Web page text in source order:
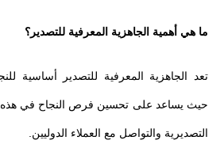
ما هي أهمية الجاهزية المعرفية للتصدير؟
تعد الجاهزية المعرفية للتصدير أساسية
حيث يساعد على تحسين فرص النجاح في هذه
التصديرية والتواصل مع العملاء الدوليين.